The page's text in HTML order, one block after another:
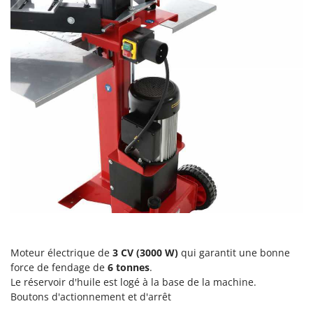
Perches Élagueuses
Pétrins à Spirale
Piscines
Planteuses de pommes de terre pour tracteur
Plateaux de coupe pour tracteur
Plumeuses
Pompes d'irrigation à tracteur
Pompes de transfert
Pompes immergées électriques
Postes à souder
Poussoirs à saucisse
Presses à pellets
Pressoirs à fruits
Pressoirs à Raisin
Francini
G
G3 Ferrari
Gardena
Garofalo
GeoTech Pro
Ginko - MGM
Gipeco
Gre
GreenBay
Greenworks
Moteur électrique de 3 CV (3000 W) qui garantit une bonne
force de fendage de 6 tonnes.
Le réservoir d'huile est logé à la base de la machine.
Boutons d'actionnement et d'arrêt